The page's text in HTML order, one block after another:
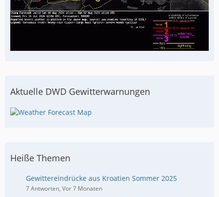
Aktuelle DWD Gewitterwarnungen
Heiße Themen
Gewittereindrücke aus Kroatien Sommer 2025
7 Antworten, Vor 7 Monaten